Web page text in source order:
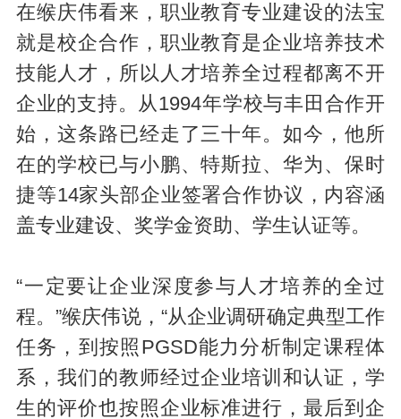
在缑庆伟看来，职业教育专业建设的法宝
就是校企合作，职业教育是企业培养技术
技能人才，所以人才培养全过程都离不开
企业的支持。从1994年学校与丰田合作开
始，这条路已经走了三十年。如今，他所
在的学校已与小鹏、特斯拉、华为、保时
捷等14家头部企业签署合作协议，内容涵
盖专业建设、奖学金资助、学生认证等。
“一定要让企业深度参与人才培养的全过
程。”缑庆伟说，“从企业调研确定典型工作
任务，到按照PGSD能力分析制定课程体
系，我们的教师经过企业培训和认证，学
生的评价也按照企业标准进行，最后到企